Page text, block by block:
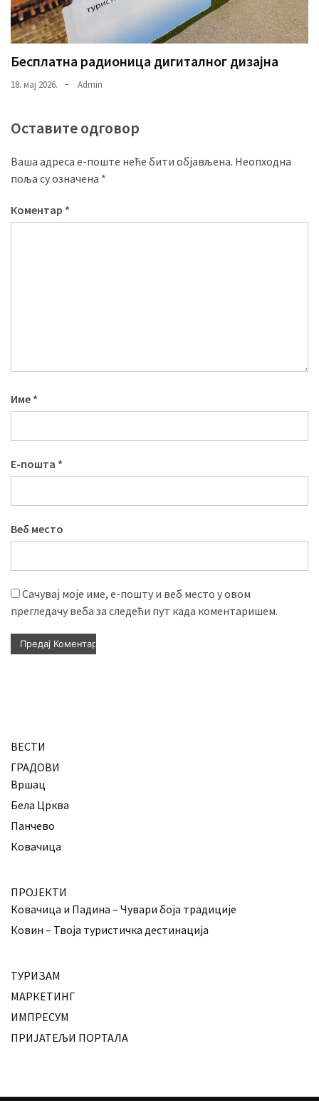
Бесплатна радионица дигиталног дизајна
18. мај 2026. Admin
Оставите одговор
Ваша адреса е-поште неће бити објављена. Неопходна
поља су означена *
Коментар *
Име *
Е-пошта *
Веб место
Сачувај моје име, е-пошту и веб место у овом
прегледачу веба за следећи пут када коментаришем.
ВЕСТИ
ГРАДОВИ
Вршац
Бела Црква
Панчево
Ковачица
ПРОЈЕКТИ
Ковачица и Падина – Чувари боја традиције
Ковин – Твоја туристичка дестинација
ТУРИЗАМ
МАРКЕТИНГ
ИМПРЕСУМ
ПРИЈАТЕЉИ ПОРТАЛА